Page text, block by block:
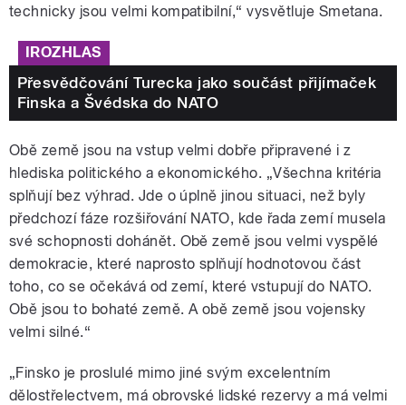
technicky jsou velmi kompatibilní,“ vysvětluje Smetana.
IROZHLAS
Přesvědčování Turecka jako součást přijímaček
Finska a Švédska do NATO
Obě země jsou na vstup velmi dobře připravené i z
hlediska politického a ekonomického. „Všechna kritéria
splňují bez výhrad. Jde o úplně jinou situaci, než byly
předchozí fáze rozšiřování NATO, kde řada zemí musela
své schopnosti dohánět. Obě země jsou velmi vyspělé
demokracie, které naprosto splňují hodnotovou část
toho, co se očekává od zemí, které vstupují do NATO.
Obě jsou to bohaté země. A obě země jsou vojensky
velmi silné.“
„Finsko je proslulé mimo jiné svým excelentním
dělostřelectvem, má obrovské lidské rezervy a má velmi